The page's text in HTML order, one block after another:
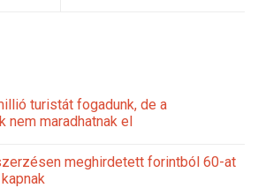
turistát fogadunk, de a
nem maradhatnak el
meghirdetett forintból 60-at